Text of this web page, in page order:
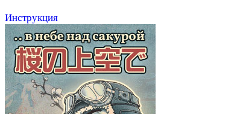
Инструкция